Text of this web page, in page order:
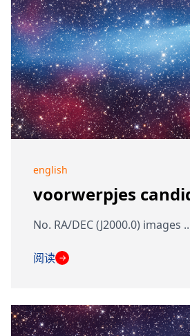
english
voorwerpjes
No. RA/DEC (J2000.0) images
阅读 →